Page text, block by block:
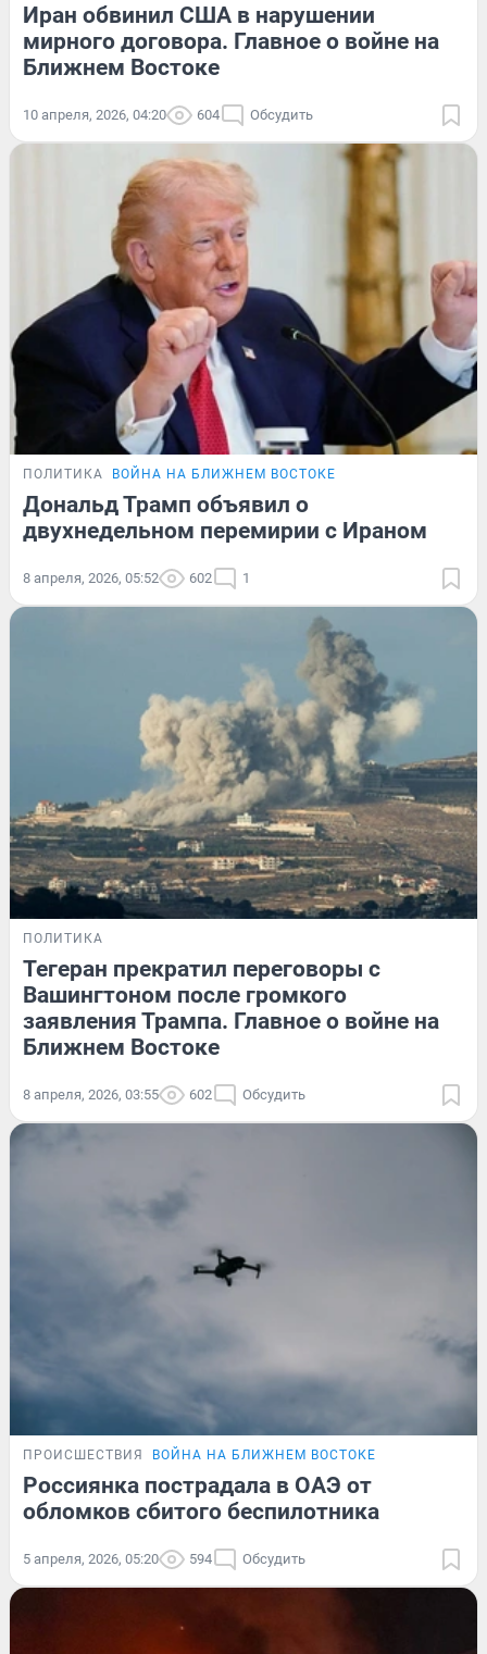
Иран обвинил США в нарушении
мирного договора. Главное о войне на
Ближнем Востоке
10 апреля, 2026, 04:20 604 Обсудить
ПОЛИТИКА ВОЙНА НА БЛИЖНЕМ ВОСТОКЕ
Дональд Трамп объявил о
двухнедельном перемирии с Ираном
8 апреля, 2026, 05:52 602 1
ПОЛИТИКА
Тегеран прекратил переговоры с
Вашингтоном после громкого
заявления Трампа. Главное о войне на
Ближнем Востоке
8 апреля, 2026, 03:55 602 Обсудить
ПРОИСШЕСТВИЯ ВОЙНА НА БЛИЖНЕМ ВОСТОКЕ
Россиянка пострадала в ОАЭ от
обломков сбитого беспилотника
5 апреля, 2026, 05:20 594 Обсудить